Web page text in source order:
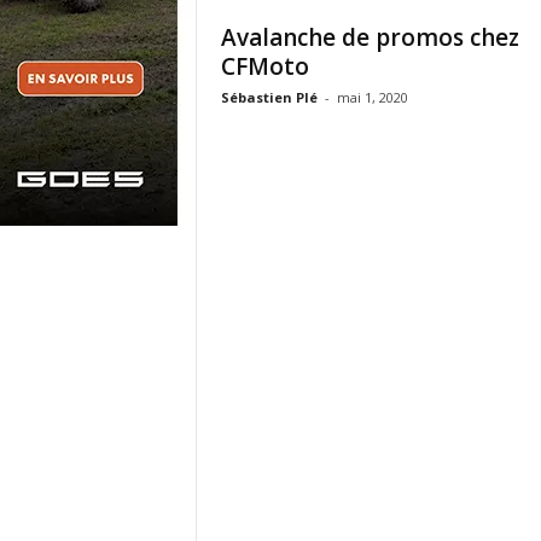
Avalanche de promos chez
CFMoto
Sébastien Plé - mai 1, 2020